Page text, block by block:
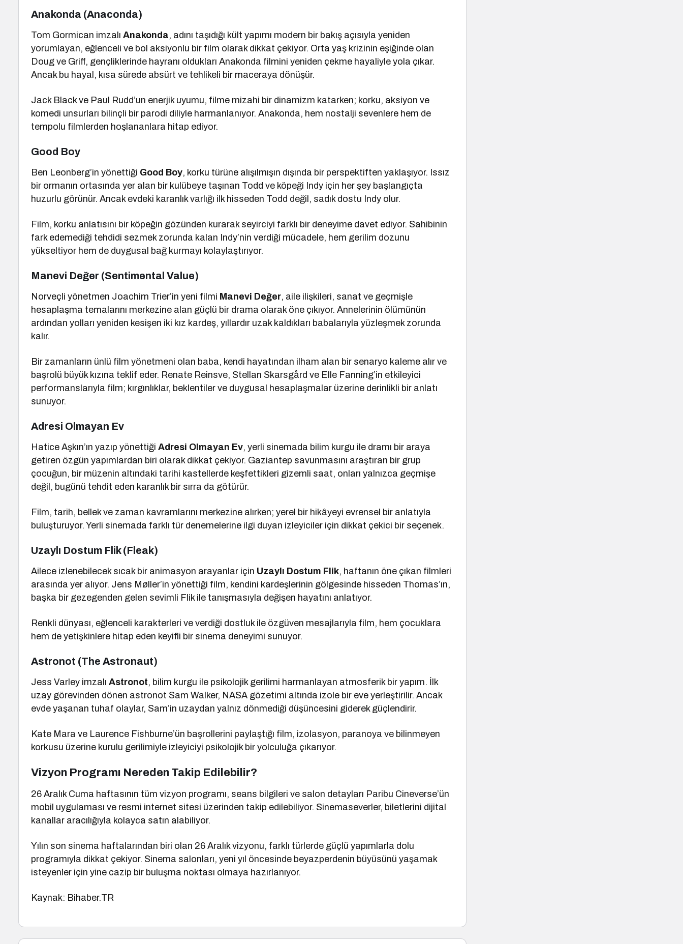
Anakonda (Anaconda)
Tom Gormican imzalıAnakonda, adını taşıdığı kült yapımı modern bir bakış açısıyla yeniden
yorumlayan, eğlenceli ve bol aksiyonlu bir film olarak dikkat çekiyor. Orta yaş krizinin eşiğinde olan
Doug ve Griff, gençliklerinde hayranı oldukları Anakonda filmini yeniden çekme hayaliyle yola çıkar.
Ancak bu hayal, kısa sürede absürt ve tehlikeli bir maceraya dönüşür.
Jack Black ve Paul Rudd’un enerjik uyumu, filme mizahi bir dinamizm katarken; korku, aksiyon ve
komedi unsurları bilinçli bir parodi diliyle harmanlanıyor. Anakonda, hem nostalji sevenlere hem de
tempolu filmlerden hoşlananlara hitap ediyor.
Good Boy
Ben Leonberg’in yönettiği Good Boy, korku türüne alışılmışın dışında bir perspektiften yaklaşıyor. Issız
bir ormanın ortasında yer alan bir kulübeye taşınan Todd ve köpeği Indy için her şey başlangıçta
huzurlu görünür. Ancak evdeki karanlık varlığı ilk hisseden Todd değil, sadık dostu Indy olur.
Film, korku anlatısını bir köpeğin gözünden kurarak seyirciyi farklı bir deneyime davet ediyor. Sahibinin
fark edemediği tehdidi sezmek zorunda kalan Indy’nin verdiği mücadele, hem gerilim dozunu
yükseltiyor hem de duygusal bağ kurmayı kolaylaştırıyor.
Manevi Değer (Sentimental Value)
Norveçli yönetmen Joachim Trier’in yeni filmi Manevi Değer, aile ilişkileri, sanat ve geçmişle
hesaplaşma temalarını merkezine alan güçlü bir drama olarak öne çıkıyor. Annelerinin ölümünün
ardından yolları yeniden kesişen iki kız kardeş, yıllardır uzak kaldıkları babalarıyla yüzleşmek zorunda
kalır.
Bir zamanların ünlü film yönetmeni olan baba, kendi hayatından ilham alan bir senaryo kaleme alır ve
başrolü büyük kızına teklif eder. Renate Reinsve, Stellan Skarsgård ve Elle Fanning’in etkileyici
performanslarıyla film; kırgınlıklar, beklentiler ve duygusal hesaplaşmalar üzerine derinlikli bir anlatı
sunuyor.
Adresi Olmayan Ev
Hatice Aşkın’ın yazıp yönettiğiAdresi Olmayan Ev, yerli sinemada bilim kurgu ile dramı bir araya
getiren özgün yapımlardan biri olarak dikkat çekiyor. Gaziantep savunmasını araştıran bir grup
çocuğun, bir müzenin altındaki tarihi kastellerde keşfettikleri gizemli saat, onları yalnızca geçmişe
değil, bugünü tehdit eden karanlık bir sırra da götürür.
Film, tarih, bellek ve zaman kavramlarını merkezine alırken; yerel bir hikâyeyi evrensel bir anlatıyla
buluşturuyor. Yerli sinemada farklı tür denemelerine ilgi duyan izleyiciler için dikkat çekici bir seçenek.
Uzaylı Dostum Flik (Fleak)
Ailece izlenebilecek sıcak bir animasyon arayanlar için Uzaylı Dostum Flik, haftanın öne çıkan filmleri
arasında yer alıyor. Jens Møller’in yönettiği film, kendini kardeşlerinin gölgesinde hisseden Thomas’ın,
başka bir gezegenden gelen sevimli Flik ile tanışmasıyla değişen hayatını anlatıyor.
Renkli dünyası, eğlenceli karakterleri ve verdiği dostluk ile özgüven mesajlarıyla film, hem çocuklara
hem de yetişkinlere hitap eden keyifli bir sinema deneyimi sunuyor.
Astronot (The Astronaut)
Jess Varley imzalıAstronot, bilim kurgu ile psikolojik gerilimi harmanlayan atmosferik bir yapım. İlk
uzay görevinden dönen astronot Sam Walker, NASA gözetimi altında izole bir eve yerleştirilir. Ancak
evde yaşanan tuhaf olaylar, Sam’in uzaydan yalnız dönmediği düşüncesini giderek güçlendirir.
Kate Mara ve Laurence Fishburne’ün başrollerini paylaştığı film, izolasyon, paranoya ve bilinmeyen
korkusu üzerine kurulu gerilimiyle izleyiciyi psikolojik bir yolculuğa çıkarıyor.
Vizyon Programı Nereden Takip Edilebilir?
26 Aralık Cuma haftasının tüm vizyon programı, seans bilgileri ve salon detayları Paribu Cineverse’ün
mobil uygulaması ve resmi internet sitesi üzerinden takip edilebiliyor. Sinemaseverler, biletlerini dijital
kanallar aracılığıyla kolayca satın alabiliyor.
Yılın son sinema haftalarından biri olan 26 Aralık vizyonu, farklı türlerde güçlü yapımlarla dolu
programıyla dikkat çekiyor. Sinema salonları, yeni yıl öncesinde beyazperdenin büyüsünü yaşamak
isteyenler için yine cazip bir buluşma noktası olmaya hazırlanıyor.
Kaynak: Bihaber.TR